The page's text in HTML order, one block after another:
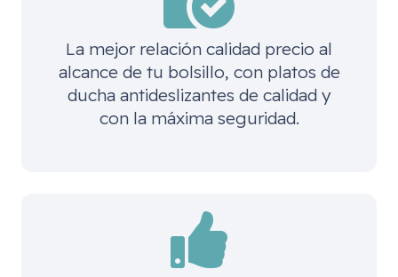
La mejor relación calidad precio al
alcance de tu bolsillo, con platos de
ducha antideslizantes de calidad y
con la máxima seguridad.